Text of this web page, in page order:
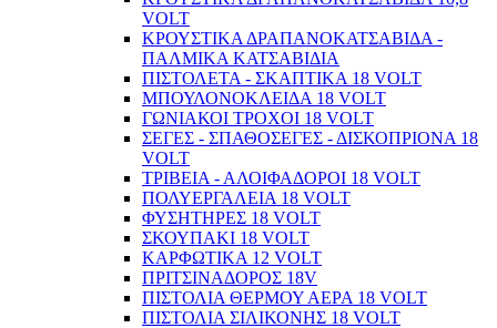
Οικοδομικά / Δομικά
VOLT
ΚΡΟΥΣΤΙΚΑ ΔΡΑΠΑΝΟΚΑΤΣΑΒΙΔΑ -
ΠΑΛΜΙΚΑ ΚΑΤΣΑΒΙΔΙΑ
ΠΙΣΤΟΛΕΤΑ - ΣΚΑΠΤΙΚΑ 18 VOLT
ΜΠΟΥΛΟΝΟΚΛΕΙΔΑ 18 VOLT
ΓΩΝΙΑΚΟΙ ΤΡΟΧΟΙ 18 VOLT
ΣΕΓΕΣ - ΣΠΑΘΟΣΕΓΕΣ - ΔΙΣΚΟΠΡΙΟΝΑ 18
VOLT
ΤΡΙΒΕΙΑ - ΑΛΟΙΦΑΔΟΡΟΙ 18 VOLT
ΠΟΛΥΕΡΓΑΛΕΙΑ 18 VOLT
ΦΥΣΗΤΗΡΕΣ 18 VOLT
ΣΚΟΥΠΑΚΙ 18 VOLT
ΚΑΡΦΩΤΙΚΑ 12 VOLT
ΠΡΙΤΣΙΝΑΔΟΡΟΣ 18V
ΠΙΣΤΟΛΙΑ ΘΕΡΜΟΥ ΑΕΡΑ 18 VOLT
ΠΙΣΤΟΛΙΑ ΣΙΛΙΚΟΝΗΣ 18 VOLT